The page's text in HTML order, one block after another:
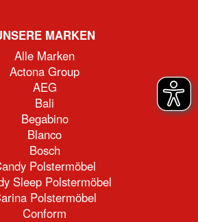
MARKEN
Alle Marken
Actona Group
AEG
Bali
Begabino
Blanco
Bosch
Polstermöbel
Sleep Polstermöbel
Polstermöbel
Conform